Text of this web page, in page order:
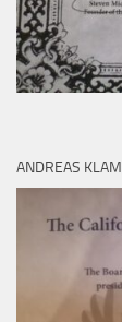
ANDREAS